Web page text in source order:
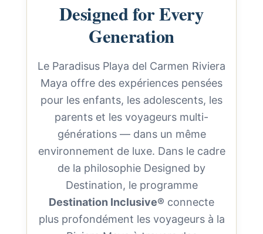
Designed for Every
Generation
Le Paradisus Playa del Carmen Riviera
Maya offre des expériences pensées
pour les enfants, les adolescents, les
parents et les voyageurs multi-
générations — dans un même
environnement de luxe. Dans le cadre
de la philosophie Designed by
Destination, le programme
Destination Inclusive® connecte
plus profondément les voyageurs à la